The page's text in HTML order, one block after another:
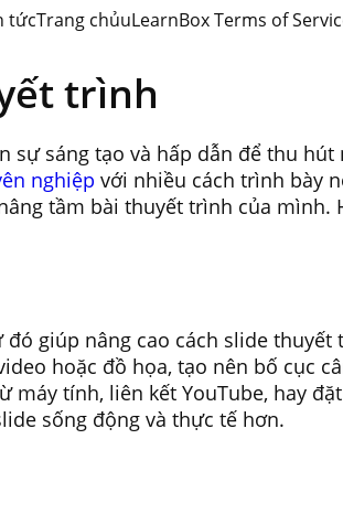
tứcTrang chủuLearnBox Terms of
trình
sáng tạo và hấp dẫn để thu hút
nghiệp với nhiều cách trình bày
tầm bài thuyết trình của mình.
giúp nâng cao cách slide
hoặc đồ họa, tạo nên bố cục
tính, liên kết YouTube, hay
sống động và thực tế hơn.